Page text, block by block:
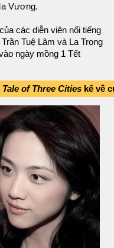
Vương.
các diễn viên nổi tiếng
Tuệ Lâm và La Trọng
ngày mồng 1 Tết
Tale of Three Cities kể về